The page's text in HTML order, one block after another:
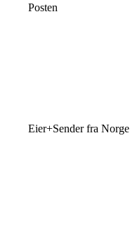
Posten
Eier+Sender fra Norge